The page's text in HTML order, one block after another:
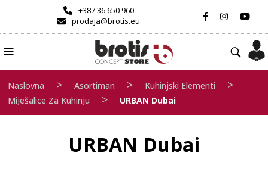
+387 36 650 960
prodaja@brotis.eu
Naslovna > Asortiman > Kuhinjski Elementi >
Miješalice Za Kuhinju > URBAN Dubai
URBAN Dubai